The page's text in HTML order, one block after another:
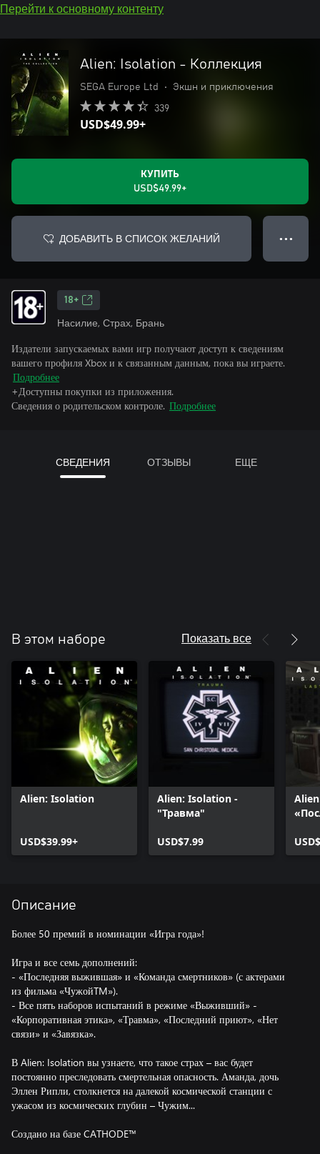
Перейти к основному контенту
Alien: Isolation - Коллекция
SEGA Europe Ltd • Экшн и приключения
339
USD$49.99+
КУПИТЬ
USD$49.99+
ДОБАВИТЬ В СПИСОК ЖЕЛАНИЙ ● ● ●
18+
Насилие, Страх, Брань
Издатели запускаемых вами игр получают доступ к сведениям
вашего профиля Xbox и к связанным данным, пока вы играете.
Подробнее
+Доступны покупки из приложения.
Сведения о родительском контроле. Подробнее
СВЕДЕНИЯ ОТЗЫВЫ ЕЩЕ
В этом наборе Показать все
Alien: Isolation
USD$39.99+
Alien: Isolation -
"Травма"
USD$7.99
Описание
Более 50 премий в номинации «Игра года»!
Игра и все семь дополнений:
- «Последняя выжившая» и «Команда смертников» (с актерами
из фильма «ЧужойTM»).
- Все пять наборов испытаний в режиме «Выживший» -
«Корпоративная этика», «Травма», «Последний приют», «Нет
связи» и «Завязка».
В Alien: Isolation вы узнаете, что такое страх – вас будет
постоянно преследовать смертельная опасность. Аманда, дочь
Эллен Рипли, столкнется на далекой космической станции с
ужасом из космических глубин – Чужим...
Создано на базе CATHODE™